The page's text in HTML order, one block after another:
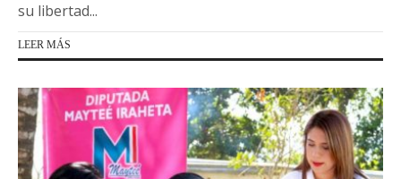
su libertad...
LEER MÁS